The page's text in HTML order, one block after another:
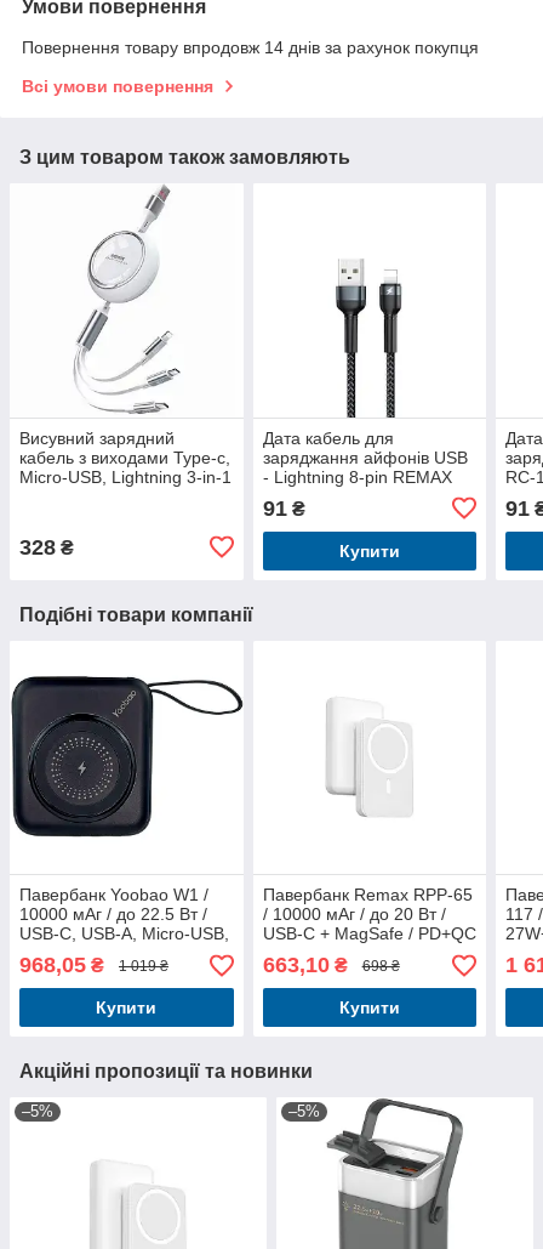
Умови повернення
Повернення товару впродовж 14 днів за рахунок покупця
Всі умови повернення
З цим товаром також замовляють
Висувний зарядний
кабель з виходами Type-c,
Micro-USB, Lightning 3-in-1
328 ₴
Дата кабель для
заряджання айфонів USB
- Lightning 8-pin REMAX
Jany RC-124i Чорний (1м)
91₴
Купити
RC-
91
Подібні товари компанії
Павербанк Yoobao W1 /
10000 мАг / до 22.5 Вт /
USB-C, USB-A, Micro-USB,
MagSafe, Lightning / PD +
QC / З кабелем / Темно-
синій
968,05 ₴ 1 019 ₴
Купити
Павербанк Remax RPP-65
/ 10000 мАг / до 20 Вт /
USB-C + MagSafe / PD+QC
/ Білий
663,10₴ 698 ₴
Купити
117
1
Акційні пропозиції та новинки
–5% –5%